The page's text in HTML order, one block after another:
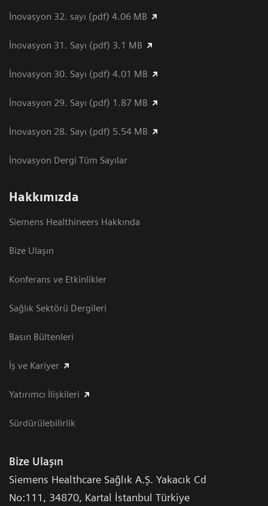
İnovasyon 32. sayı (pdf) 4.06 MB
İnovasyon 31. Sayı (pdf) 3.1 MB
İnovasyon 30. Sayı (pdf) 4.01 MB
İnovasyon 29. Sayı (pdf) 1.87 MB
İnovasyon 28. Sayı (pdf) 5.54 MB
İnovasyon Dergi Tüm Sayılar
Hakkımızda
Siemens Healthineers Hakkında
Bize Ulaşın
Konferans ve Etkinlikler
Sağlık Sektörü Dergileri
Basın Bültenleri
İş ve Kariyer
Yatırımcı İlişkileri
Sürdürülebilirlik
Bize Ulaşın
Siemens Healthcare Sağlık A.Ş. Yakacık Cd
No:111 , 34870, Kartal İstanbul Türkiye